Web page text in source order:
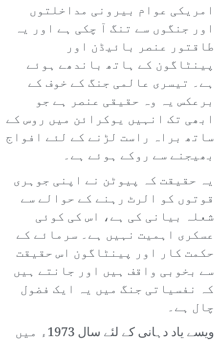
امریکی عوام بیرونی مداخلتوں
اور جنگوں سے تنگ آ چکی ہے اور یہ
طاقتور عنصر بائیڈن اور
پینٹاگون کے ہاتھ باندھے ہوئے
ہے۔ تیسری عالمی جنگ کے خوف کے
برعکس یہ وہ حقیقی عنصر ہے جو
ابھی تک انہیں یوکرائن میں روس کے
ساتھ براہ راست لڑنے کے لئے افواج
بھیجنے سے روکے ہوئے ہے۔
یہ حقیقت کہ پیوٹن نے اپنی جوہری
قوتوں کو الرٹ رہنے کے حوالے سے
شعلہ بیانی کی ہے، اس کی کوئی
عسکری اہمیت نہیں ہے۔ سرمائے کے
حکمت کار اور پینٹاگون اس حقیقت
سے بخوبی واقف ہیں اور جانتے ہیں
کہ نفسیاتی جنگ میں یہ ایک فضول
چال ہے۔
ویسے یاد دہانی کے لئے سال 1973ء میں